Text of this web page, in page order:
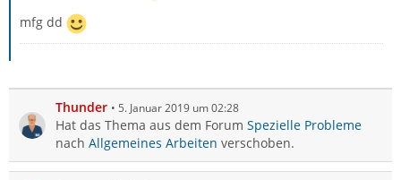
mfg dd
Thunder 5. Januar 2019 um 02:28
Hat das Thema aus dem Forum Spezielle Probleme
nach Allgemeines Arbeiten verschoben.